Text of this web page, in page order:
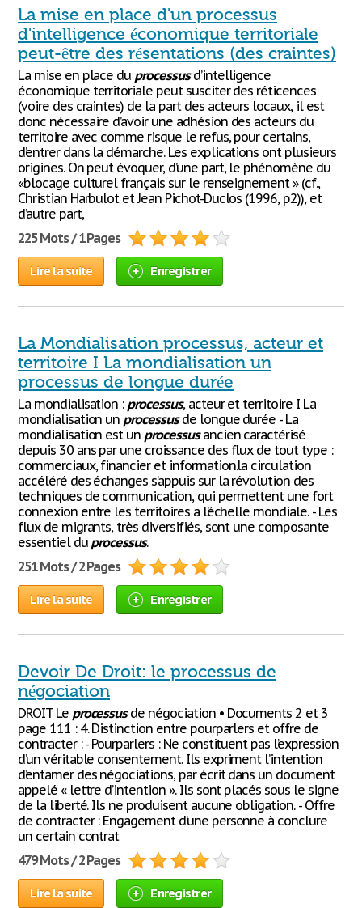
La mise en place d'un processus
d'intelligence économique territoriale
peut-être des résentations (des craintes)
La mise en place du processusd’intelligence
économique territoriale peut susciter des réticences
(voire des craintes) de la part des acteurs locaux, il est
donc nécessaire d’avoir une adhésion des acteurs du
territoire avec comme risque le refus, pour certains,
d’entrer dans la démarche. Les explications ont plusieurs
origines. On peut évoquer, d’une part, le phénomène du
«blocage culturel français sur le renseignement » (cf.,
Christian Harbulot et Jean Pichot-Duclos (1996, p2)), et
d’autre part,
225 Mots / 1 Pages
Lire la suite Enregistrer
La Mondialisation processus, acteur et
territoire I La mondialisation un
processus de longue durée
La mondialisation : processus, acteur et territoire I La
mondialisation un processusde longue durée - La
mondialisation est un processusancien caractérisé
depuis 30 ans par une croissance des flux de tout type :
commerciaux, financier et information.la circulation
accéléré des échanges s’appuis sur la révolution des
techniques de communication, qui permettent une fort
connexion entre les territoires a l’échelle mondiale. - Les
flux de migrants, très diversifiés, sont une composante
essentiel du processus.
251 Mots / 2 Pages
Lire la suite Enregistrer
Devoir De Droit: le processus de
négociation
DROIT Le processusde négociation • Documents 2 et 3
page 111 : 4. Distinction entre pourparlers et offre de
contracter : - Pourparlers : Ne constituent pas l’expression
d’un véritable consentement. Ils expriment l’intention
d’entamer des négociations, par écrit dans un document
appelé « lettre d’intention ». Ils sont placés sous le signe
de la liberté. Ils ne produisent aucune obligation. - Offre
de contracter : Engagement d’une personne à conclure
un certain contrat
479 Mots / 2 Pages
Lire la suite Enregistrer